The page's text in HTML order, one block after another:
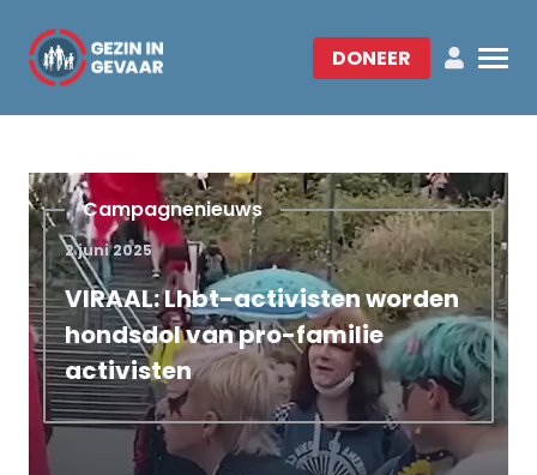
DONEER
Campagnenieuws
2 juni 2025
VIRAAL: Lhbt-activisten worden
hondsdol van pro-familie
activisten